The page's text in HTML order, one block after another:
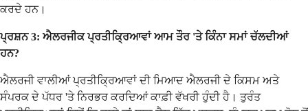
ਕਰਦੇ ਹਨ।
ਪ੍ਰਸ਼ਨ 3: ਐਲਰਜੀਕ ਪ੍ਰਤੀਕ੍ਰਿਆਵਾਂ ਆਮ ਤੌਰ 'ਤੇ ਕਿੰਨਾ ਸਮਾਂ ਚੱਲਦੀਆਂ
ਹਨ?
ਐਲਰਜੀ ਵਾਲੀਆਂ ਪ੍ਰਤੀਕ੍ਰਿਆਵਾਂ ਦੀ ਮਿਆਦ ਐਲਰਜੀ ਦੇ ਕਿਸਮ ਅਤੇ
ਸੰਪਰਕ ਦੇ ਪੱਧਰ 'ਤੇ ਨਿਰਭਰ ਕਰਦਿਆਂ ਕਾਫ਼ੀ ਵੱਖਰੀ ਹੁੰਦੀ ਹੈ। ਤੁਰੰਤ